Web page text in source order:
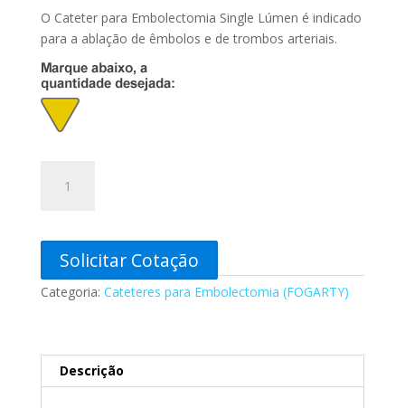
O Cateter para Embolectomia Single Lúmen é indicado
para a ablação de êmbolos e de trombos arteriais.
Fogarty®
7
Fr
cm
com
Solicitar Cotação
Categoria: Cateteres para Embolectomia (FOGARTY)
Descrição